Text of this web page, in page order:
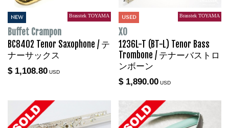
NEW Brasstek TOYAMA
Buffet Crampon
BC8402 Tenor Saxophone / テ
ナーサックス
$ 1,108.80 USD
USED Brasstek TOYAMA
XO
1236L-T (BT-L) Tenor Bass
Trombone / テナーバストロ
ンボーン
$ 1,890.00USD